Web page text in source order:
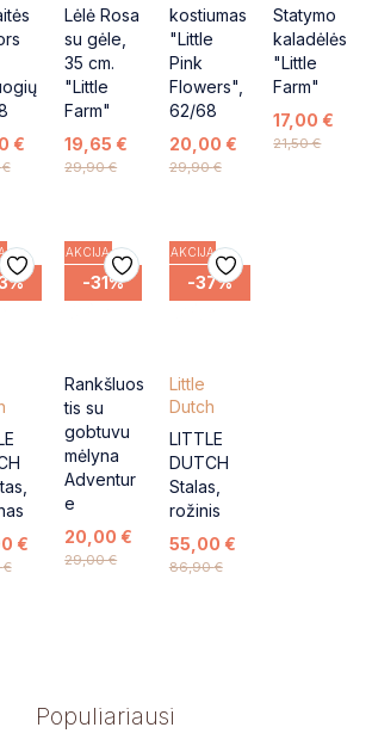
€
€
Lėlė Rosa
su gėle,
35 cm.
"Little
Farm"
29,90€
19,65 €
kostiumas
"Little
Pink
Flowers",
62/68
29,90€
20,00 €
Statymo
kaladėlės
"Little
Farm"
21,50€
17,00 €
€
€
-31%
AKCIJA
Rankšluos
tis su
gobtuvu
mėlyna
Adventur
e
29,00€
20,00 €
-37%
AKCIJA
Little
Dutch
LITTLE
DUTCH
Stalas,
rožinis
86,90€
55,00 €
Populiariausi